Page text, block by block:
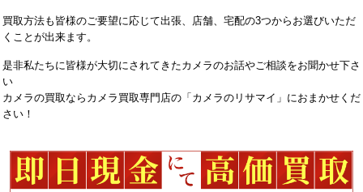
買取方法も皆様のご要望に応じて出張、店舗、宅配の3つからお選びいただ
くことが出来ます。
是非私たちに皆様が大切にされてきたカメラのお話やご相談をお聞かせ下さ
い
カメラの買取ならカメラ買取専門店の「カメラのリサマイ」におまかせくだ
さい！